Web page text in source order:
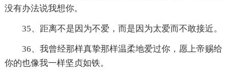
没有办法说我想你。
35、距离不是因为不爱，而是因为太爱而不敢接近。
36、我曾经那样真挚那样温柔地爱过你，愿上帝赐给
你的也像我一样坚贞如铁。